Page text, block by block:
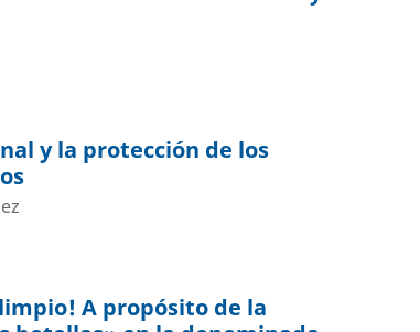
y la protección de los
A propósito de la